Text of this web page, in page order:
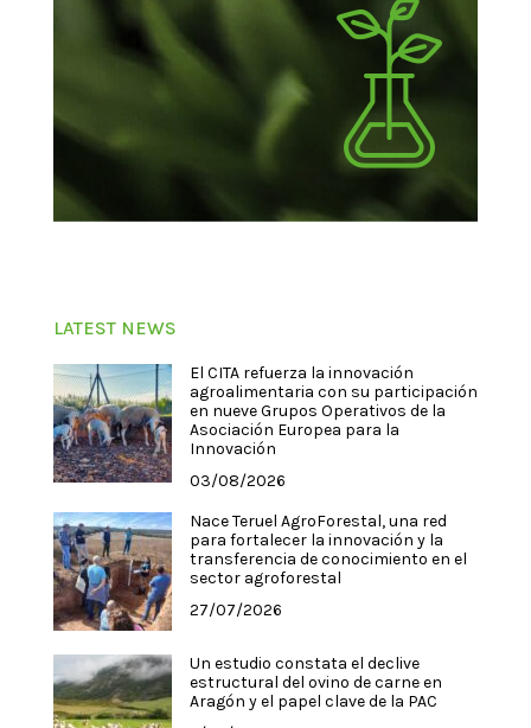
LATEST NEWS
El CITA refuerza la innovación
agroalimentaria con su participación
en nueve Grupos Operativos de la
Asociación Europea para la
Innovación
03/08/2026
Nace Teruel AgroForestal, una red
para fortalecer la innovación y la
transferencia de conocimiento en el
sector agroforestal
27/07/2026
Un estudio constata el declive
estructural del ovino de carne en
Aragón y el papel clave de la PAC